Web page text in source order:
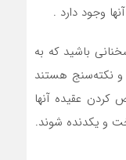
وجود دارد .
باشيد که به
نکته‌سنج هستند
عقيده آنها
و يکدنده شوند.